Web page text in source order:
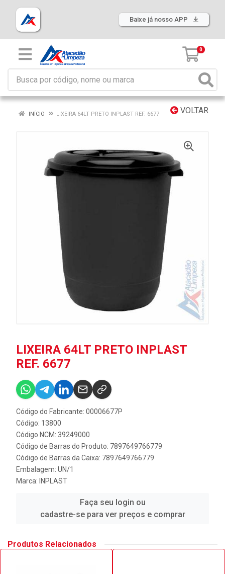
Baixe já nosso APP
0
VOLTAR
INÍCIO LIXEIRA 64LT PRETO INPLAST REF. 6677
LIXEIRA 64LT PRETO INPLAST
REF. 6677
Código do Fabricante: 00006677P
Código: 13800
Código NCM: 39249000
Código de Barras do Produto: 7897649766779
Código de Barras da Caixa: 7897649766779
Embalagem: UN/1
Marca: INPLAST
Faça seu login ou
cadastre-se para ver preços e comprar
Produtos Relacionados